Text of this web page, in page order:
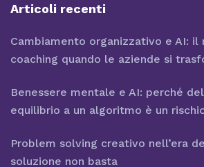
Articoli recenti
Cambiamento organizzativo e AI: il
coaching quando le aziende si
Benessere mentale e AI: perché
equilibrio a un algoritmo è un
Problem solving creativo nell’era
soluzione non basta